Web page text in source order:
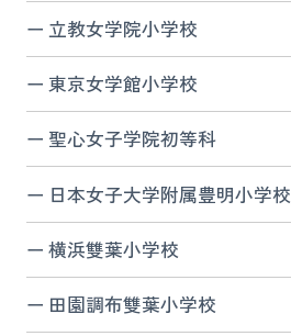
立教女学院小学校
東京女学館小学校
聖心女子学院初等科
日本女子大学附属豊明小学校
横浜雙葉小学校
田園調布雙葉小学校